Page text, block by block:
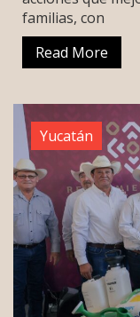
familias, con
Read More
Yucatán